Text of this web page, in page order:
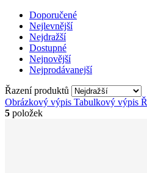
Doporučené
Nejlevnější
Nejdražší
Dostupné
Nejnovější
Nejprodávanejší
Řazení produktů
Obrázkový výpis Tabulkový výpis
5 položek